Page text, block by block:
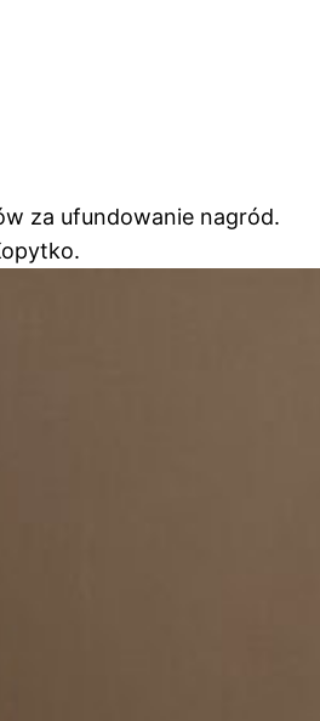
za ufundowanie nagród.